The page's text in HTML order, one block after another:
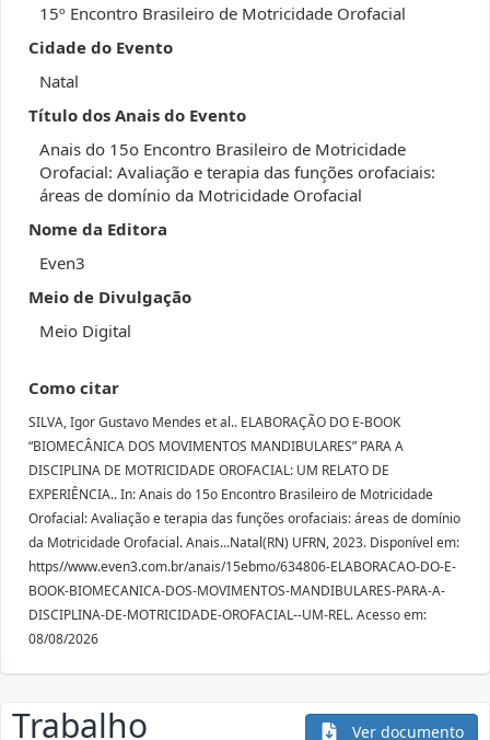
15º Encontro Brasileiro de Motricidade Orofacial
Cidade do Evento
Natal
Título dos Anais do Evento
Anais do 15o Encontro Brasileiro de Motricidade
Orofacial: Avaliação e terapia das funções orofaciais:
áreas de domínio da Motricidade Orofacial
Nome da Editora
Even3
Meio de Divulgação
Meio Digital
Como citar
SILVA, Igor Gustavo Mendes et al.. ELABORAÇÃO DO E-BOOK
“BIOMECÂNICA DOS MOVIMENTOS MANDIBULARES” PARA A
DISCIPLINA DE MOTRICIDADE OROFACIAL: UM RELATO DE
EXPERIÊNCIA.. In: Anais do 15o Encontro Brasileiro de Motricidade
Orofacial: Avaliação e terapia das funções orofaciais: áreas de domínio
da Motricidade Orofacial. Anais...Natal(RN) UFRN, 2023. Disponível em:
https//www.even3.com.br/anais/15ebmo/634806-ELABORACAO-DO-E-
BOOK-BIOMECANICA-DOS-MOVIMENTOS-MANDIBULARES-PARA-A-
DISCIPLINA-DE-MOTRICIDADE-OROFACIAL--UM-REL. Acesso em:
08/08/2026
Trabalho Ver documento